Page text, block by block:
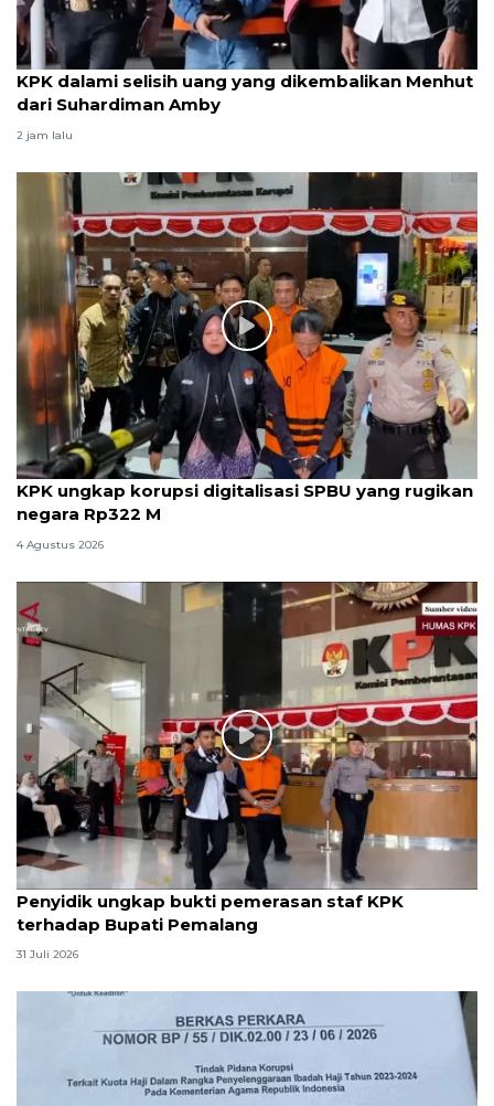
KPK dalami selisih uang yang dikembalikan Menhut
dari Suhardiman Amby
2 jam lalu
KPK ungkap korupsi digitalisasi SPBU yang rugikan
negara Rp322 M
4 Agustus 2026
Penyidik ungkap bukti pemerasan staf KPK
terhadap Bupati Pemalang
31 Juli 2026